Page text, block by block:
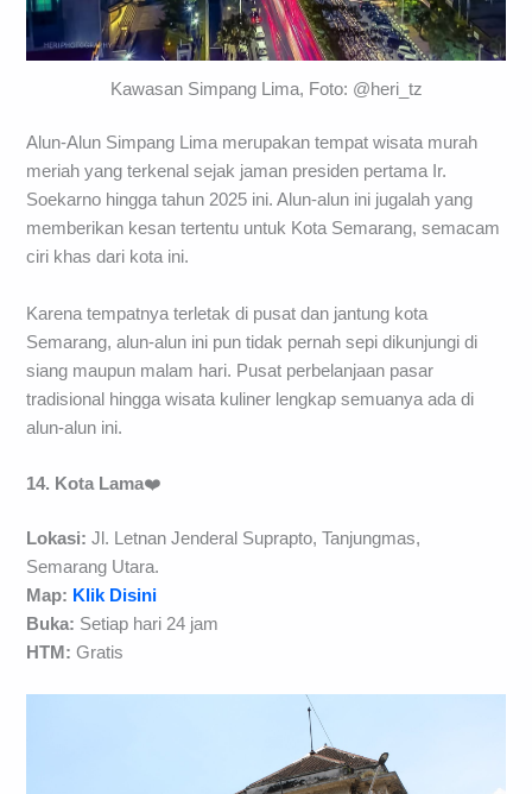
Kawasan Simpang Lima, Foto: @heri_tz
Alun-Alun Simpang Lima merupakan tempat wisata murah
meriah yang terkenal sejak jaman presiden pertama Ir.
Soekarno hingga tahun 2025 ini. Alun-alun ini jugalah yang
memberikan kesan tertentu untuk Kota Semarang, semacam
ciri khas dari kota ini.
Karena tempatnya terletak di pusat dan jantung kota
Semarang, alun-alun ini pun tidak pernah sepi dikunjungi di
siang maupun malam hari. Pusat perbelanjaan pasar
tradisional hingga wisata kuliner lengkap semuanya ada di
alun-alun ini.
14. Kota Lama❤️
Lokasi:Jl. Letnan Jenderal Suprapto, Tanjungmas,
Semarang Utara.
Map: Klik Disini
Buka: Setiap hari 24 jam
HTM:Gratis